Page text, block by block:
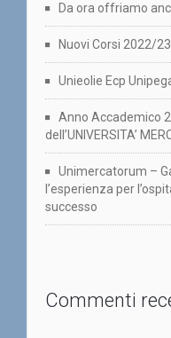
Da ora offriamo
Nuovi Corsi 2022/23
Unieolie Ecp
Anno Accademico
dell’UNIVERSITA’
Unimercatorum –
l’esperienza per
successo
Commenti